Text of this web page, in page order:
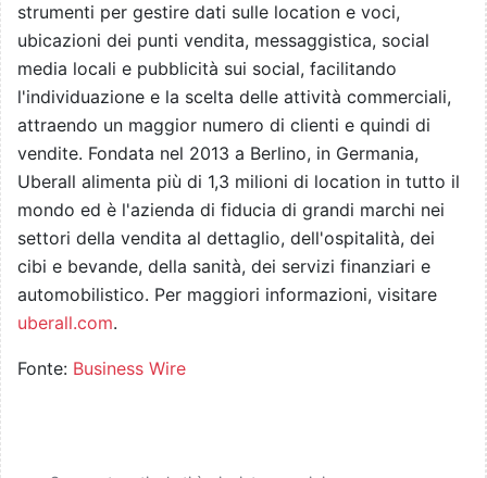
strumenti per gestire dati sulle location e voci,
ubicazioni dei punti vendita, messaggistica, social
media locali e pubblicità sui social, facilitando
l'individuazione e la scelta delle attività commerciali,
attraendo un maggior numero di clienti e quindi di
vendite. Fondata nel 2013 a Berlino, in Germania,
Uberall alimenta più di 1,3 milioni di location in tutto il
mondo ed è l'azienda di fiducia di grandi marchi nei
settori della vendita al dettaglio, dell'ospitalità, dei
cibi e bevande, della sanità, dei servizi finanziari e
automobilistico. Per maggiori informazioni, visitare
uberall.com.
Fonte: Business Wire